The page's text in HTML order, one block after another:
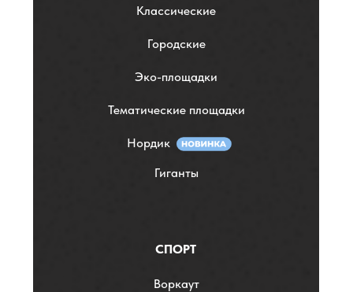
Классические
Городские
Эко-площадки
Тематические площадки
Нордик
Гиганты
СПОРТ
Воркаут